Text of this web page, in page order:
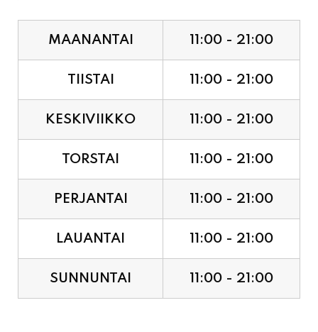
TIISTAI 11:00 - 21:00
KESKIVIIKKO 11:00 - 21:00
TORSTAI 11:00 - 21:00
PERJANTAI 11:00 - 21:00
LAUANTAI 11:00 - 21:00
SUNNUNTAI 11:00 - 21:00